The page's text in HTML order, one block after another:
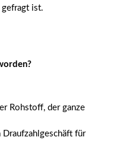
ist.
Rohstoff, der ganze
für